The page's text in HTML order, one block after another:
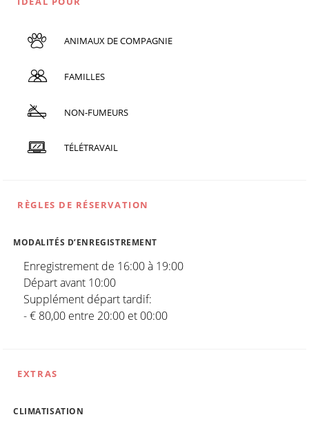
ANIMAUX DE COMPAGNIE
FAMILLES
NON-FUMEURS
TÉLÉTRAVAIL
RÈGLES DE RÉSERVATION
MODALITÉS D’ENREGISTREMENT
Enregistrement de 16:00 à 19:00
Départ avant 10:00
Supplément départ tardif:
- € 80,00 entre 20:00 et 00:00
EXTRAS
CLIMATISATION